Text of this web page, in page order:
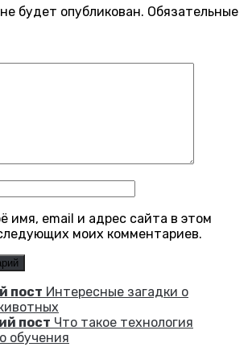
будет опубликован. Обязательные
имя, email и адрес сайта в этом
моих комментариев.
пост Интересные загадки о
пост Что такое технология
обучения